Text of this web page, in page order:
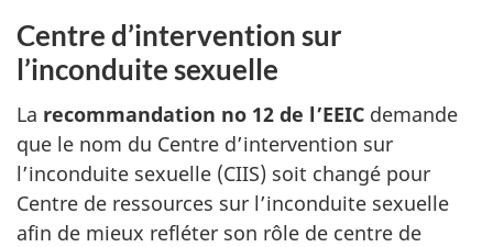
Centre d’intervention sur
l’inconduite sexuelle
La recommandation no 12 de l’EEIC demande
que le nom du Centre d’intervention sur
l’inconduite sexuelle (CIIS) soit changé pour
Centre de ressources sur l’inconduite sexuelle
afin de mieux refléter son rôle de centre de